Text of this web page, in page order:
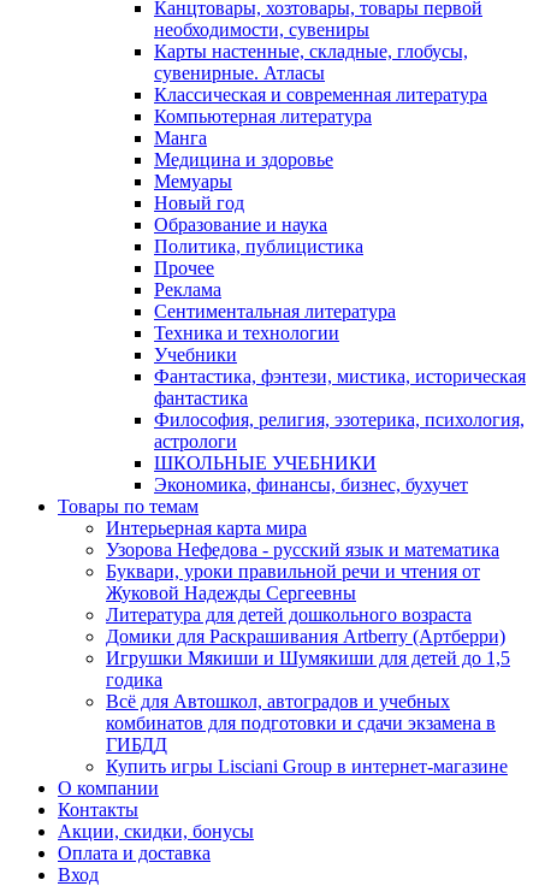
Канцтовары, хозтовары, товары первой
необходимости, сувениры
Карты настенные, складные, глобусы,
сувенирные. Атласы
Классическая и современная литература
Компьютерная литература
Манга
Медицина и здоровье
Мемуары
Новый год
Образование и наука
Политика, публицистика
Прочее
Реклама
Сентиментальная литература
Техника и технологии
Учебники
Фантастика, фэнтези, мистика, историческая
фантастика
Философия, религия, эзотерика, психология,
астрологи
ШКОЛЬНЫЕ УЧЕБНИКИ
Экономика, финансы, бизнес, бухучет
Товары по темам
Интерьерная карта мира
Узорова Нефедова - русский язык и математика
Буквари, уроки правильной речи и чтения от
Жуковой Надежды Сергеевны
Литература для детей дошкольного возраста
Домики для Раскрашивания Artberry (Артберри)
Игрушки Мякиши и Шумякиши для детей до 1,5
годика
Всё для Автошкол, автоградов и учебных
комбинатов для подготовки и сдачи экзамена в
ГИБДД
Купить игры Lisciani Group в интернет-магазине
О компании
Контакты
Акции, скидки, бонусы
Оплата и доставка
Вход